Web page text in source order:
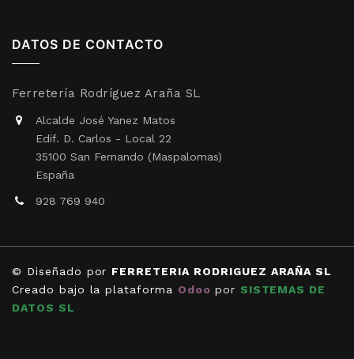
DATOS DE CONTACTO
Ferretería Rodríguez Araña SL
Alcalde José Yanez Matos
Edif. D. Carlos - Local 22
35100 San Fernando (Maspalomas)
España
928 769 940
© Diseñado por FERRETERIA RODRIGUEZ ARAÑA SL
Creado bajo la plataforma Odoo por SISTEMAS DE
DATOS SL